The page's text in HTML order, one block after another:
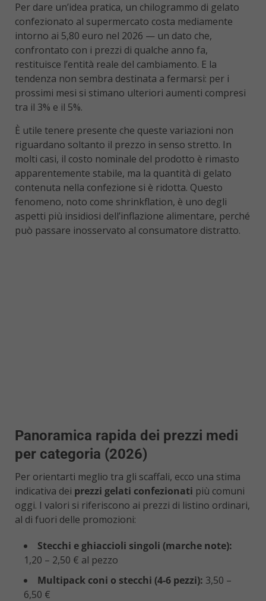
Per dare un’idea pratica, un chilogrammo di gelato
confezionato al supermercato costa mediamente
intorno ai 5,80 euro nel 2026 — un dato che,
confrontato con i prezzi di qualche anno fa,
restituisce l’entità reale del cambiamento. E la
tendenza non sembra destinata a fermarsi: per i
prossimi mesi si stimano ulteriori aumenti compresi
tra il 3% e il 5%.
È utile tenere presente che queste variazioni non
riguardano soltanto il prezzo in senso stretto. In
molti casi, il costo nominale del prodotto è rimasto
apparentemente stabile, ma la quantità di gelato
contenuta nella confezione si è ridotta. Questo
fenomeno, noto come shrinkflation, è uno degli
aspetti più insidiosi dell’inflazione alimentare, perché
può passare inosservato al consumatore distratto.
Panoramica rapida dei prezzi medi
per categoria (2026)
Per orientarti meglio tra gli scaffali, ecco una stima
indicativa dei prezzi gelati confezionati più comuni
oggi. I valori si riferiscono ai prezzi di listino ordinari,
al di fuori delle promozioni:
Stecchi e ghiaccioli singoli (marche note):
1,20 – 2,50 € al pezzo
Multipack coni o stecchi (4-6 pezzi): 3,50 –
6,50 €